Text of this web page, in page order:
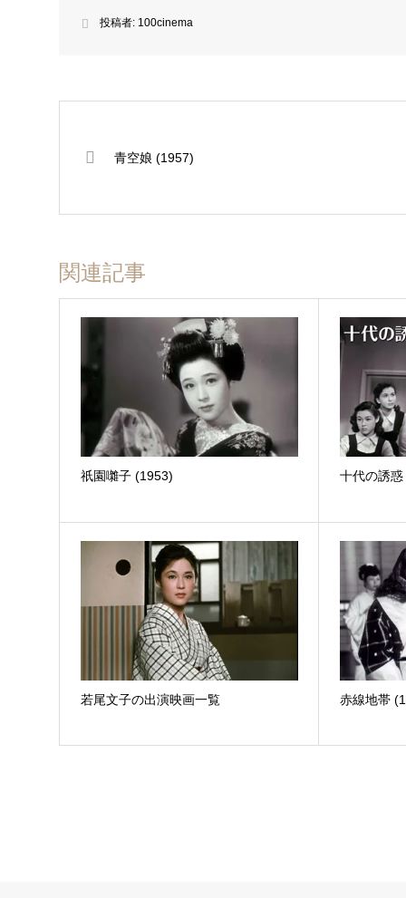
投稿者: 100cinema
青空娘 (1957)
関連記事
祇園囃子 (1953) 十代の誘
若尾文子の出演映画一覧 赤線地帯